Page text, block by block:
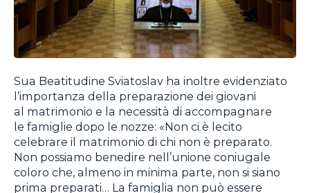
Sua Beatitudine Sviatoslav ha inoltre evidenziato
l’importanza della preparazione dei giovani
al matrimonio e la necessità di accompagnare
le famiglie dopo le nozze: «Non ci è lecito
celebrare il matrimonio di chi non è preparato.
Non possiamo benedire nell’unione coniugale
coloro che, almeno in minima parte, non si siano
prima preparati… La famiglia non può essere